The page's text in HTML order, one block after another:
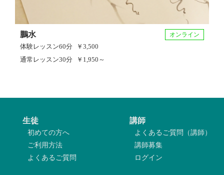
鵬水 オンライン
体験レッスン60分
￥3,500
通常レッスン30分 ￥1,950～
生徒
初めての方へ
ご利用方法
よくあるご質問
講師
よくあるご質問（講師）
講師募集
ログイン